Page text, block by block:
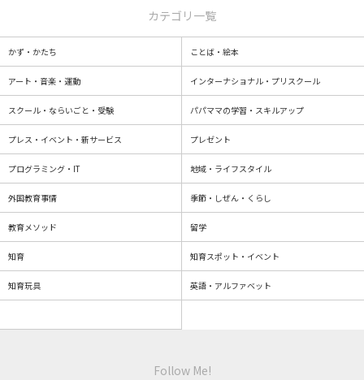
カテゴリ一覧
かず・かたち ことば・絵本
アート・音楽・運動 インターナショナル・プリスクール
スクール・ならいごと・受験 パパママの学習・スキルアップ
プレス・イベント・新サービス プレゼント
プログラミング・IT 地域・ライフスタイル
外国教育事情 季節・しぜん・くらし
教育メソッド 留学
知育 知育スポット・イベント
知育玩具 英語・アルファベット
Follow Me!